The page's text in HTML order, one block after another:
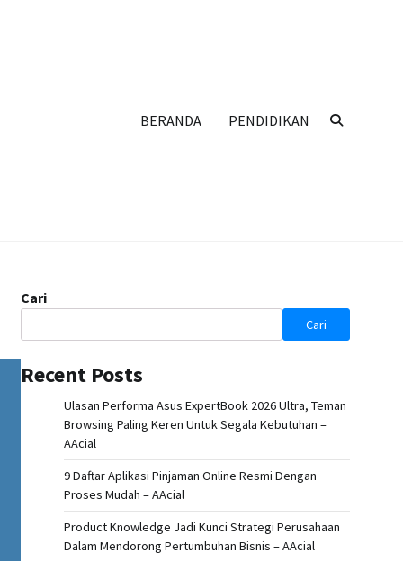
BERANDA PENDIDIKAN
Cari
Cari
Recent Posts
Ulasan Performa Asus ExpertBook 2026 Ultra, Teman
Browsing Paling Keren Untuk Segala Kebutuhan –
AAcial
9 Daftar Aplikasi Pinjaman Online Resmi Dengan
Proses Mudah – AAcial
Product Knowledge Jadi Kunci Strategi Perusahaan
Dalam Mendorong Pertumbuhan Bisnis – AAcial